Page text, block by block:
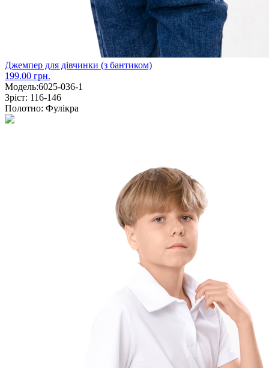
Джемпер для дівчинки (з бантиком)
199.00 грн.
Модель:6025-036-1
Зріст: 116-146
Полотно: Фулікра